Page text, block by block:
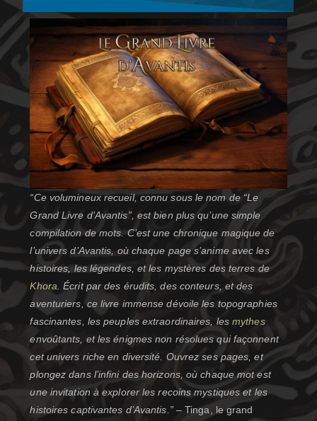
“Ce volumineux recueil, connu sous le nom de “Le
Grand Livre d’Avantis”, est bien plus qu’une simple
compilation de mots. C’est une chronique magique de
l’univers d’Avantis, où chaque page s’anime avec les
histoires, les légendes, et les mystères des terres de
Khora . Écrit par des érudits, des conteurs, et des
aventuriers, ce livre immense dévoile les topographies
fascinantes, les peuples extraordinaires, lesmythes
envoûtants, et les énigmes non résolues qui façonnent
cet univers riche en diversité. Ouvrez ses pages, et
plongez dans l’infini des horizons, où chaque mot est
une invitation à explorer les recoins mystiques et les
histoires captivantes d’Avantis.”– Tinga, le grand